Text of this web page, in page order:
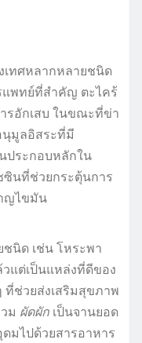
เทศหลากหลายชนิด
พทย์ที่สำคัญ ตะไคร้
รอักเสบ ในขณะที่ข่า
นุมูลอิสระที่มี
ประกอบหลักใน
ซินที่ช่วยกระตุ้นการ
ญไขมัน
นิด เช่น โหระพา
แต่เป็นแหล่งที่ดีของ
ที่ช่วยส่งเสริมสุขภาพ
ม ผัดผัก เป็นจานยอด
มไปด้วยสารอาหาร